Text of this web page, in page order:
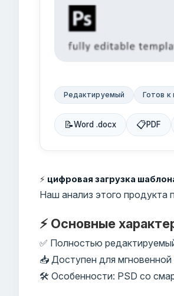
Редактируемый Готов к
📝Word .docx 📋PDF
⚡ цифровая загрузка
Наш анализ этого продукта
⚡ Основные
✅ Полностью
📥 Доступен для мгновенной
🛠️ Особенности: PSD со